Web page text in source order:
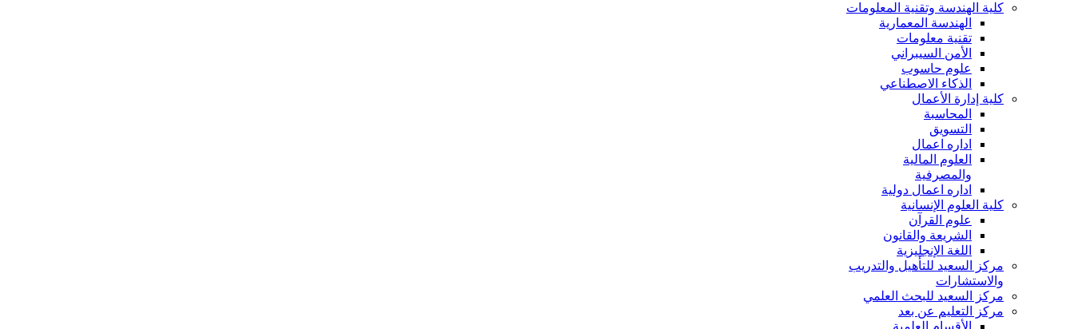
كلية الهندسة وتقنية المعلومات
الهندسة المعمارية
تقنية معلومات
الأمن السيبراني
علوم حاسوب
الذكاء الاصطناعي
كلية إدارة الأعمال
المحاسبة
التسويق
اداره اعمال
العلوم المالية
والمصرفية
اداره اعمال دولية
كلية العلوم الإنسانية
علوم القرآن
الشريعة والقانون
اللغة الإنجليزية
مركز السعيد للتأهيل والتدريب
والاستشارات
مركز السعيد للبحث العلمي
مركز التعليم عن بعد
الأقسام العلمية